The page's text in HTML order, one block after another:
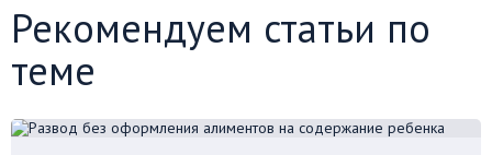
Рекомендуем статьи по
теме